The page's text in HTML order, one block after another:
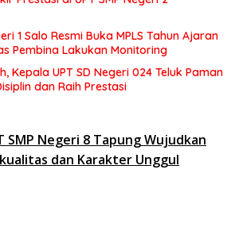
1 Salo Resmi Buka MPLS Tahun Ajaran
Pembina Lakukan Monitoring
Kepala UPT SD Negeri 024 Teluk Paman
dan Raih Prestasi
SMP Negeri 8 Tapung Wujudkan
dan Karakter Unggul